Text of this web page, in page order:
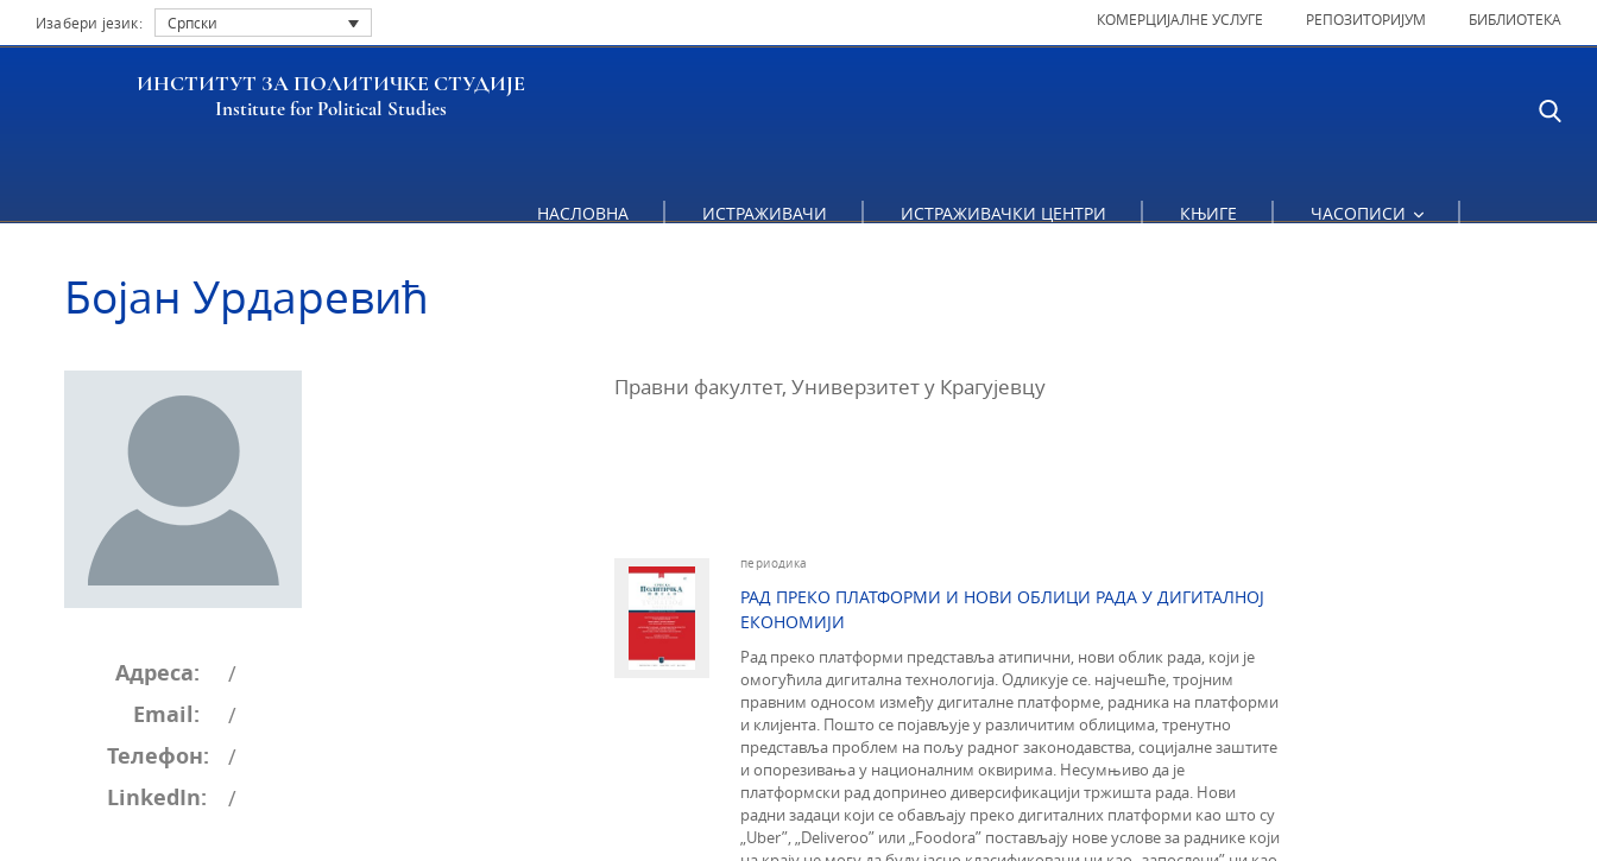
Изабери језик: Српски КОМЕРЦИЈАЛНЕ УСЛУГЕ РЕПОЗИТОРИЈУМ БИБЛИОТЕКА
ИНСТИТУТ ЗА ПОЛИТИЧКЕ СТУДИЈЕ
Institute for Political Studies
НАСЛОВНА ИСТРАЖИВАЧИ ИСТРАЖИВАЧКИ ЦЕНТРИ КЊИГЕ ЧАСОПИСИ
Бојан Урдаревић
Адреса: /
Email: /
Телефон: /
LinkedIn: /
Правни факултет, Универзитет у Крагујевцу
периодика
РАД ПРЕКО ПЛАТФОРМИ И НОВИ ОБЛИЦИ РАДА У ДИГИТАЛНОЈ
ЕКОНОМИЈИ
Рад преко платформи представља атипични, нови облик рада, који је
омогућила дигитална технологија. Одликује се. најчешће, тројним
правним односом између дигиталне платформе, радника на платформи
и клијента. Пошто се појављује у различитим облицима, тренутно
представља проблем на пољу радног законодавства, социјалне заштите
и опорезивања у националним оквирима. Несумњиво да је
платформски рад допринео диверсификацији тржишта рада. Нови
радни задаци који се обављају преко дигиталних платформи као што су
„Uber”, „Deliveroo” или „Foodora” постављају нове услове за раднике који